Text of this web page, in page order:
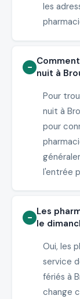
les
nuit à
Pour
nuit à
pour
l'entrée
Les
le
Oui, les
service
fériés à
change